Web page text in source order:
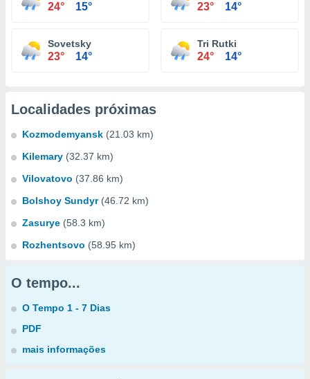
24° 15° 23° 14°
Sovetsky
23° 14°
Tri Rutki
24° 14°
Localidades próximas
Kozmodemyansk (21.03 km)
Kilemary (32.37 km)
Vilovatovo (37.86 km)
Bolshoy Sundyr (46.72 km)
Zasurye (58.3 km)
Rozhentsovo (58.95 km)
O tempo...
O Tempo 1 - 7 Dias
PDF
mais informações